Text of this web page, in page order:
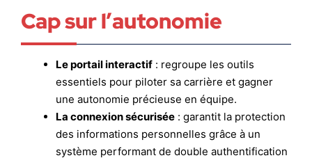
Cap sur l’autonomie
Le portail interactif : regroupe les outils
essentiels pour piloter sa carrière et gagner
une autonomie précieuse en équipe.
La connexion sécurisée : garantit la protection
des informations personnelles grâce à un
système performant de double authentification